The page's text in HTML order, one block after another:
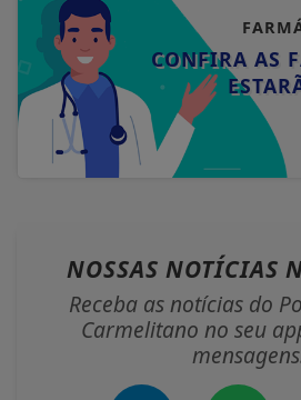
CONFIRA AS
NOSSAS NOTÍCIAS
Receba as notícias do
Carmelitano no seu